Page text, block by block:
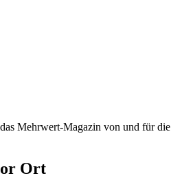
Mehrwert-Magazin von und für die
Ort